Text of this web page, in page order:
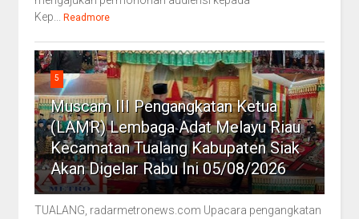
Kep...
Readmore
5
Muscam III Pengangkatan Ketua
(LAMR) Lembaga Adat Melayu Riau
Kecamatan Tualang Kabupaten Siak
Akan Digelar Rabu Ini 05/08/2026
TUALANG, radarmetronews.com Upacara pengangkatan